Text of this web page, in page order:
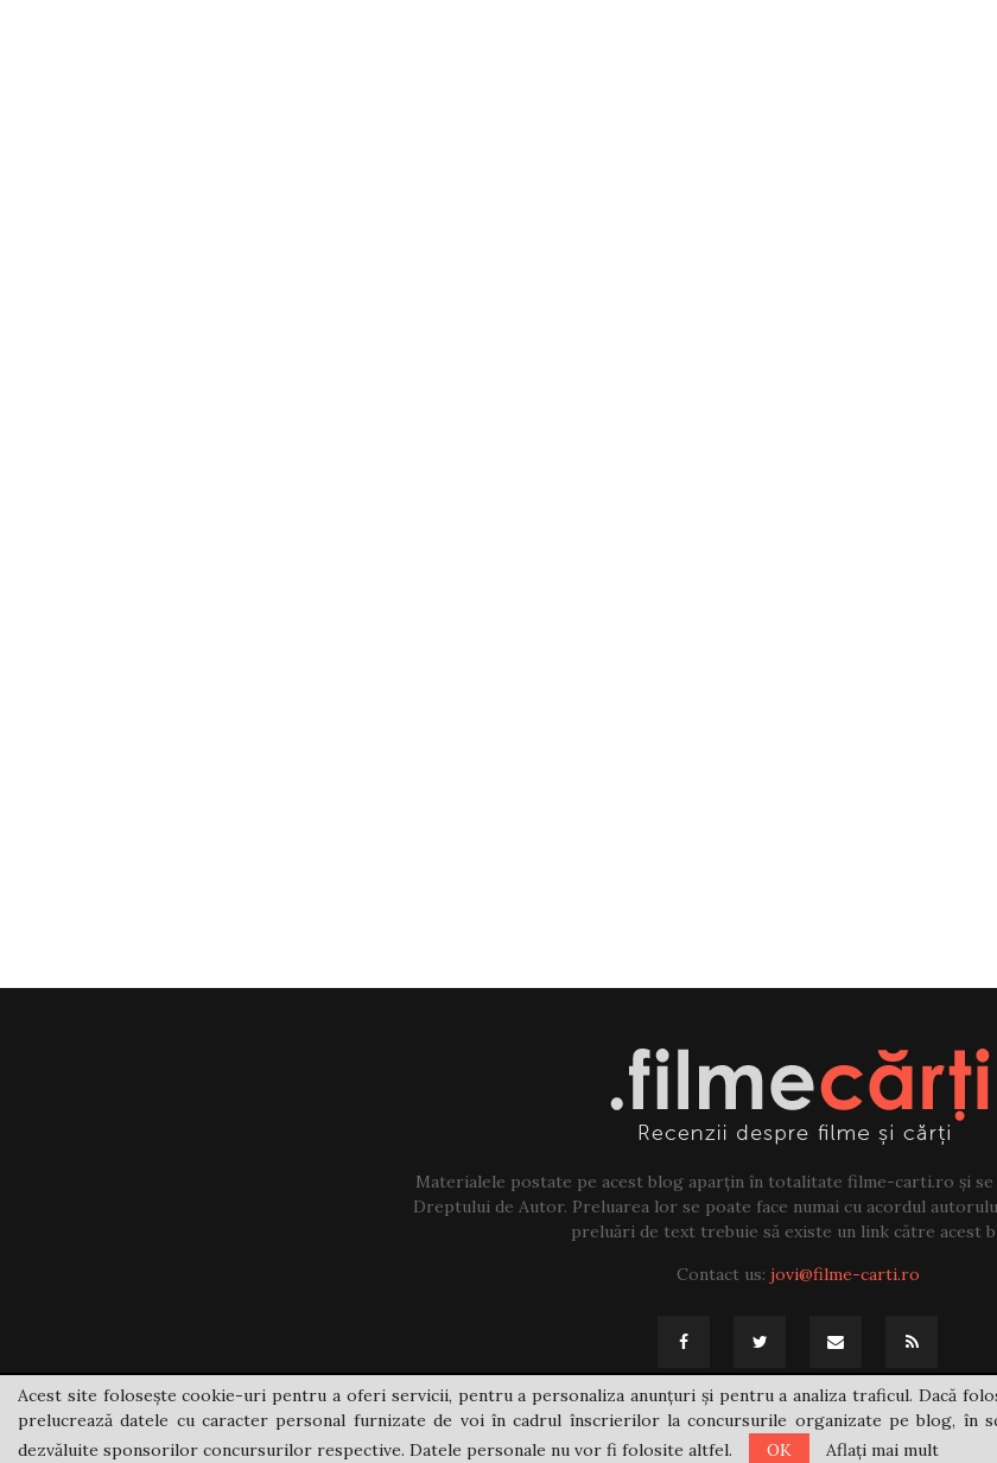
Materialele postate pe acest blog aparțin în totalitate filme-carti.ro și
Dreptului de Autor. Preluarea lor se poate face numai cu acordul
preluări de text trebuie să existe un link către acest
Contact us: jovi@filme-carti.ro
@2021 - filme-carti.ro
Acest site folosește cookie-uri pentru a oferi servicii, pentru a personaliza anunțuri și pentru a analiza traficul. Dacă
prelucrează datele cu caracter personal furnizate de voi în cadrul înscrierilor la concursurile organizate pe blog,
dezvăluite sponsorilor concursurilor respective. Datele personale nu vor fi folosite altfel.
OK Aflați mai mult